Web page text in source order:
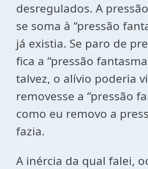
desregulados. A
se soma à “pressão
já existia. Se paro de
fica a “pressão
talvez, o alívio poderia
removesse a “pressão
como eu removo a
fazia.
A inércia da qual falei,